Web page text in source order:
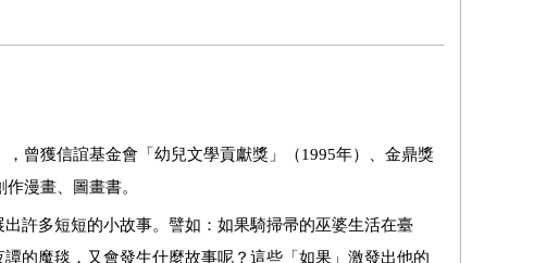
曾獲信誼基金會「幼兒文學貢獻獎」（1995年）、金鼎獎
漫畫、圖畫書。
許多短短的小故事。譬如：如果騎掃帚的巫婆生活在臺
的魔毯，又會發生什麼故事呢？這些「如果」激發出他的